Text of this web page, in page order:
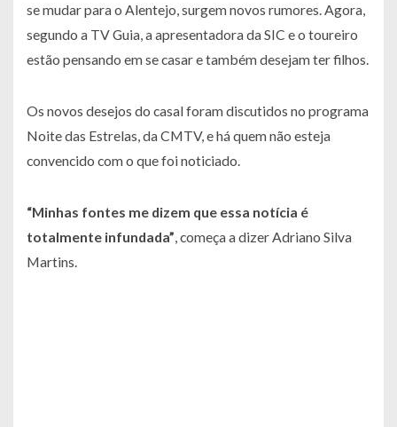
se mudar para o Alentejo, surgem novos rumores. Agora,
segundo a TV Guia, a apresentadora da SIC e o toureiro
estão pensando em se casar e também desejam ter filhos.
Os novos desejos do casal foram discutidos no programa
Noite das Estrelas, da CMTV, e há quem não esteja
convencido com o que foi noticiado.
“Minhas fontes me dizem que essa notícia é
totalmente infundada”, começa a dizer Adriano Silva
Martins.